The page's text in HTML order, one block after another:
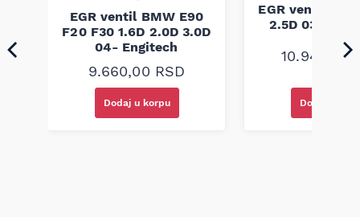
EGR ventil BMW E90
F20 F30 1.6D 2.0D 3.0D
04- Engitech
9.660,00 RSD
Dodaj u korpu
EGR ventil VW
2.5D 03-10
10.940,00
Dodaj u